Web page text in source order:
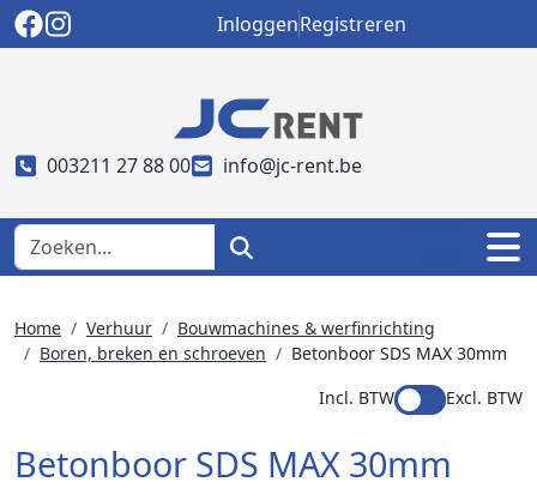
InloggenRegistreren
003211 27 88 00 info@jc-rent.be
Home Verhuur
Bouwmachines & werfinrichting
Boren, breken en schroeven
Betonboor SDS MAX 30mm
Incl. BTW
Excl. BTW
Betonboor SDS MAX 30mm